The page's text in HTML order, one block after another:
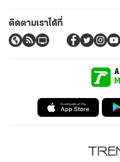
ติดตามเราได้ที่